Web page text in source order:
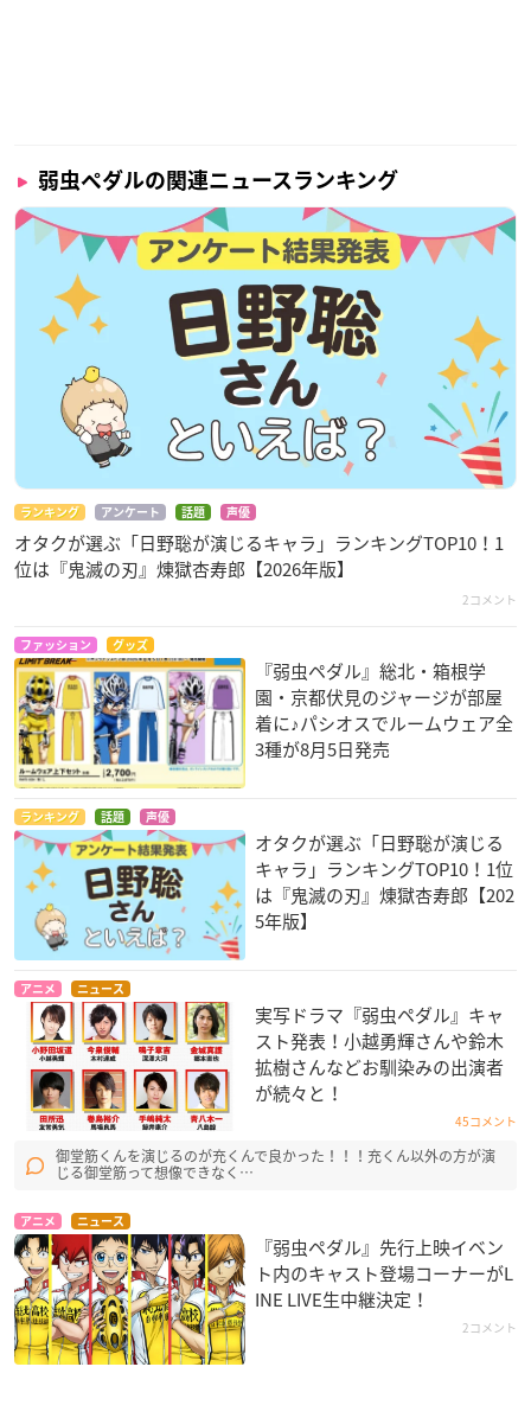
弱虫ペダルの関連ニュースランキング
ランキング アンケート 話題 声優
オタクが選ぶ「日野聡が演じるキャラ」ランキングTOP10！1
位は『鬼滅の刃』煉󠄁獄杏寿郎【2026年版】
2コメント
ファッション グッズ
『弱虫ペダル』総北・箱根学
園・京都伏見のジャージが部屋
着に♪パシオスでルームウェア全
3種が8月5日発売
ランキング 話題 声優
オタクが選ぶ「日野聡が演じる
キャラ」ランキングTOP10！1位
は『鬼滅の刃』煉󠄁獄杏寿郎【202
5年版】
アニメ ニュース
実写ドラマ『弱虫ペダル』キャ
スト発表！小越勇輝さんや鈴木
拡樹さんなどお馴染みの出演者
が続々と！
45コメント
御堂筋くんを演じるのが充くんで良かった！！！充くん以外の方が演
じる御堂筋って想像できなく…
アニメ ニュース
『弱虫ペダル』先行上映イベン
ト内のキャスト登場コーナーがL
INE LIVE生中継決定！
2コメント